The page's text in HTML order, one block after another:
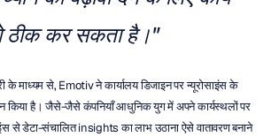
ठीक कर सकता है।"
के माध्यम से, Emotiv ने कार्यालय डिजाइन पर न्यूरोसाइंस के
किया है। जैसे-जैसे कंपनियाँ आधुनिक युग में अपने कार्यस्थलों पर
से डेटा-संचालित insights का लाभ उठाना ऐसे वातावरण बनाने